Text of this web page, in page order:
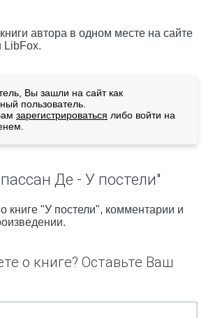
автора в одном месте на сайте
LibFox.
Вы зашли на сайт как
пользователь.
зарегистрироваться либо войти на
Де - У постели"
книге "У постели", комментарии и
о книге? Оставьте Ваш